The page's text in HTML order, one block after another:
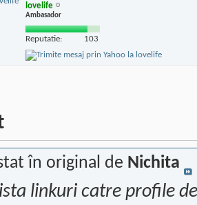
lovelife
Ambasador
Reputatie: 103
în original de Nichita
linkuri catre profile